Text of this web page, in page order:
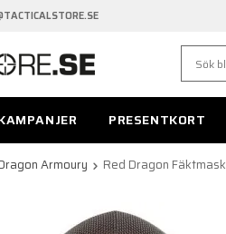
PRESENTKORT
Armoury Red Dragon Fäktmask